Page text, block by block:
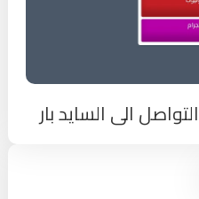
الى السايد بار